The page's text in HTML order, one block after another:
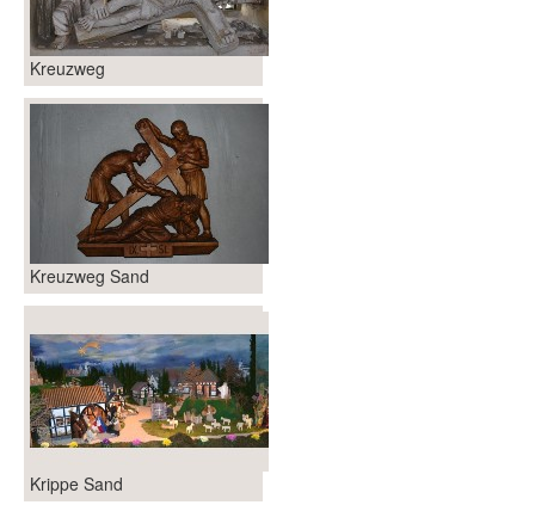
Kreuzweg
Kreuzweg Sand
Krippe Sand